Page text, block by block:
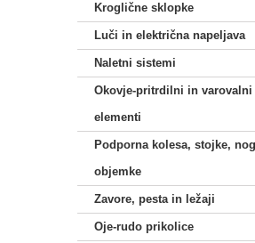
Kroglične sklopke
Luči in električna napeljava
Naletni sistemi
Okovje-pritrdilni in varovalni
elementi
Podporna kolesa, stojke,
objemke
Zavore, pesta in ležaji
Oje-rudo prikolice